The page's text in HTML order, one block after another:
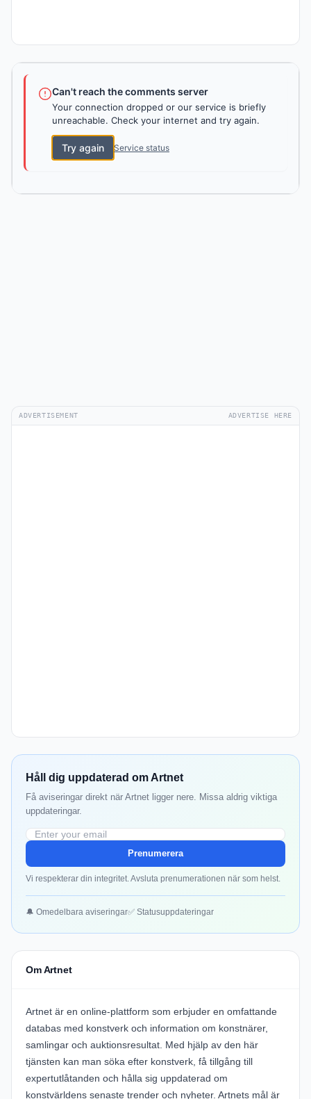
Can't reach the comments server
Your connection dropped or our service is briefly
unreachable. Check your internet and try again.
Try again Service status
ADVERTISEMENT ADVERTISE HERE
Håll dig uppdaterad om Artnet
Få aviseringar direkt när Artnet ligger nere. Missa aldrig viktiga
uppdateringar.
Prenumerera
Vi respekterar din integritet. Avsluta prenumerationen när som helst.
🔔 Omedelbara aviseringar✅ Statusuppdateringar
Om Artnet
Artnet är en online-plattform som erbjuder en omfattande
databas med konstverk och information om konstnärer,
samlingar och auktionsresultat. Med hjälp av den här
tjänsten kan man söka efter konstverk, få tillgång till
expertutlåtanden och hålla sig uppdaterad om
konstvärldens senaste trender och nyheter. Artnets mål är